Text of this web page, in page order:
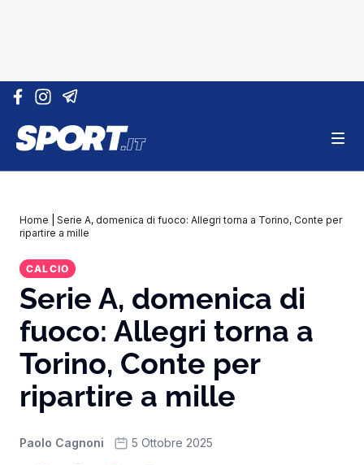
Vai al contenuto
Home
Serie A, domenica di fuoco: Allegri torna a Torino, Conte per
ripartire a mille
CALCIO
Serie A, domenica di
fuoco: Allegri torna a
Torino, Conte per
ripartire a mille
Paolo Cagnoni 5 Ottobre 2025